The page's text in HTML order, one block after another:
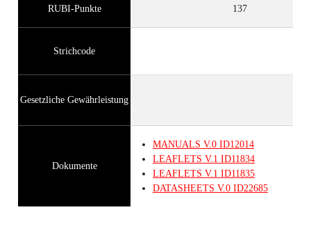
RUBI-Punkte 137
Strichcode
Gesetzliche Gewährleistung
Dokumente
MANUALS V.0 ID12014
LEAFLETS V.1 ID11834
LEAFLETS V.1 ID11835
DATASHEETS V.0 ID22685